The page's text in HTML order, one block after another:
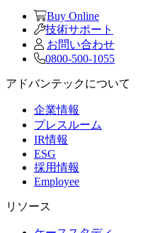
Buy Online
技術サポート
お問い合わせ
0800-500-1055
アドバンテックについて
企業情報
プレスルーム
IR情報
ESG
採用情報
Employee
リソース